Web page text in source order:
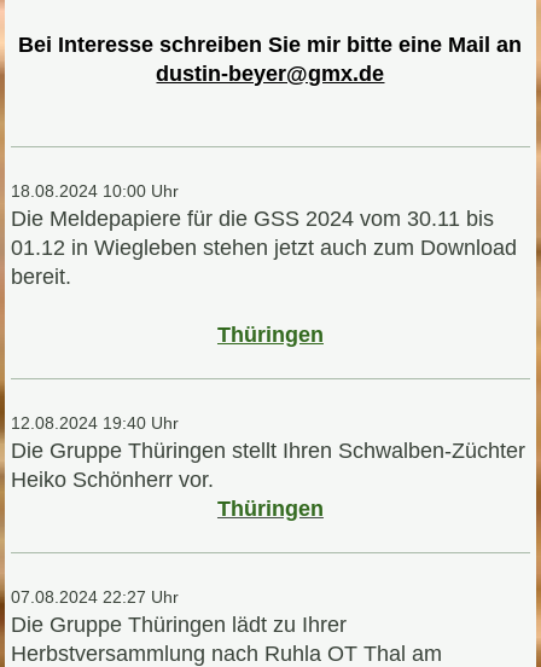
Bei Interesse schreiben Sie mir bitte eine Mail an
dustin-beyer@gmx.de
18.08.2024 10:00 Uhr
Die Meldepapiere für die GSS 2024 vom 30.11 bis
01.12 in Wiegleben stehen jetzt auch zum Download
bereit.
Thüringen
12.08.2024 19:40 Uhr
Die Gruppe Thüringen stellt Ihren Schwalben-Züchter
Heiko Schönherr vor.
Thüringen
07.08.2024 22:27 Uhr
Die Gruppe Thüringen lädt zu Ihrer
Herbstversammlung nach Ruhla OT Thal am